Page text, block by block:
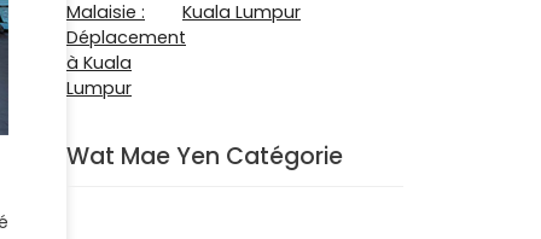
Kuala Lumpur
Wat Mae Yen Catégorie